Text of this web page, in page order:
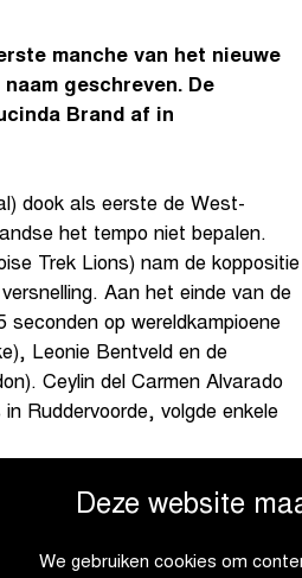
Deze website
We gebruiken cookies om
manche van het nieuwe
geschreven. De
Brand af in
dook als eerste de West-
het tempo niet bepalen.
Trek Lions) nam de koppositie
Aan het einde van de
seconden op wereldkampioene
Leonie Bentveld en de
Ceylin del Carmen Alvarado
Ruddervoorde, volgde enkele
na twee ronden, maar de
kunnen rijden. Bij het ingaan van